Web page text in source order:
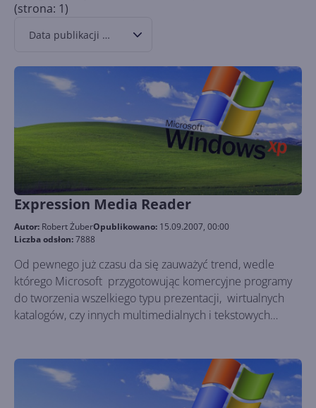
(strona: 1)
Data publikacji malejąco
Expression Media Reader
Autor: Robert ŻuberOpublikowano: 15.09.2007, 00:00
Liczba odsłon:7888
Od pewnego już czasu da się zauważyć trend, wedle
którego Microsoft przygotowując komercyjne programy
do tworzenia wszelkiego typu prezentacji, wirtualnych
katalogów, czy innych multimedialnych i tekstowych
tym samym zaprezentowania ich treści.